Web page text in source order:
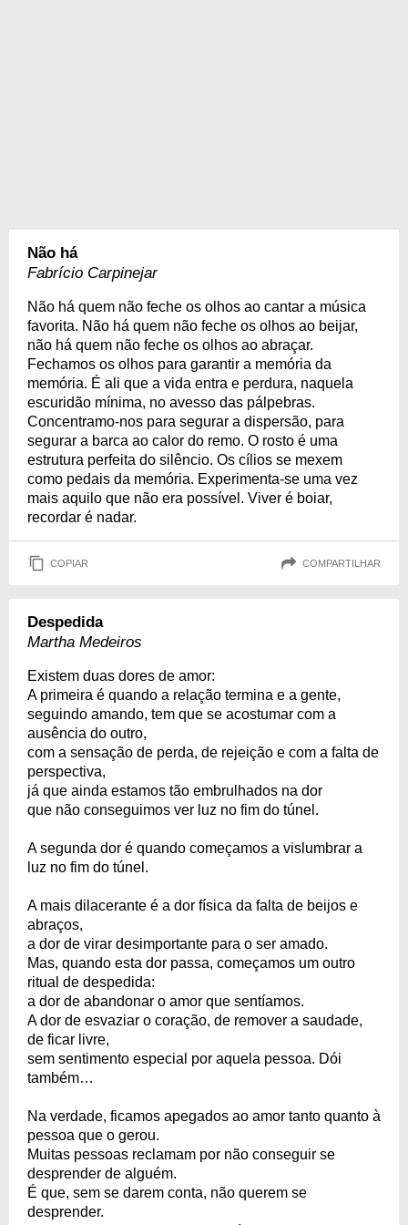
Não há
Fabrício Carpinejar
Não há quem não feche os olhos ao cantar a música
favorita. Não há quem não feche os olhos ao beijar,
não há quem não feche os olhos ao abraçar.
Fechamos os olhos para garantir a memória da
memória. É ali que a vida entra e perdura, naquela
escuridão mínima, no avesso das pálpebras.
Concentramo-nos para segurar a dispersão, para
segurar a barca ao calor do remo. O rosto é uma
estrutura perfeita do silêncio. Os cílios se mexem
como pedais da memória. Experimenta-se uma vez
mais aquilo que não era possível. Viver é boiar,
recordar é nadar.
COPIAR COMPARTILHAR
Despedida
Martha Medeiros
Existem duas dores de amor:
A primeira é quando a relação termina e a gente,
seguindo amando, tem que se acostumar com a
ausência do outro,
com a sensação de perda, de rejeição e com a falta de
perspectiva,
já que ainda estamos tão embrulhados na dor
que não conseguimos ver luz no fim do túnel.
A segunda dor é quando começamos a vislumbrar a
luz no fim do túnel.
A mais dilacerante é a dor física da falta de beijos e
abraços,
a dor de virar desimportante para o ser amado.
Mas, quando esta dor passa, começamos um outro
ritual de despedida:
a dor de abandonar o amor que sentíamos.
A dor de esvaziar o coração, de remover a saudade,
de ficar livre,
sem sentimento especial por aquela pessoa. Dói
também…
Na verdade, ficamos apegados ao amor tanto quanto à
pessoa que o gerou.
Muitas pessoas reclamam por não conseguir se
desprender de alguém.
É que, sem se darem conta, não querem se
desprender.